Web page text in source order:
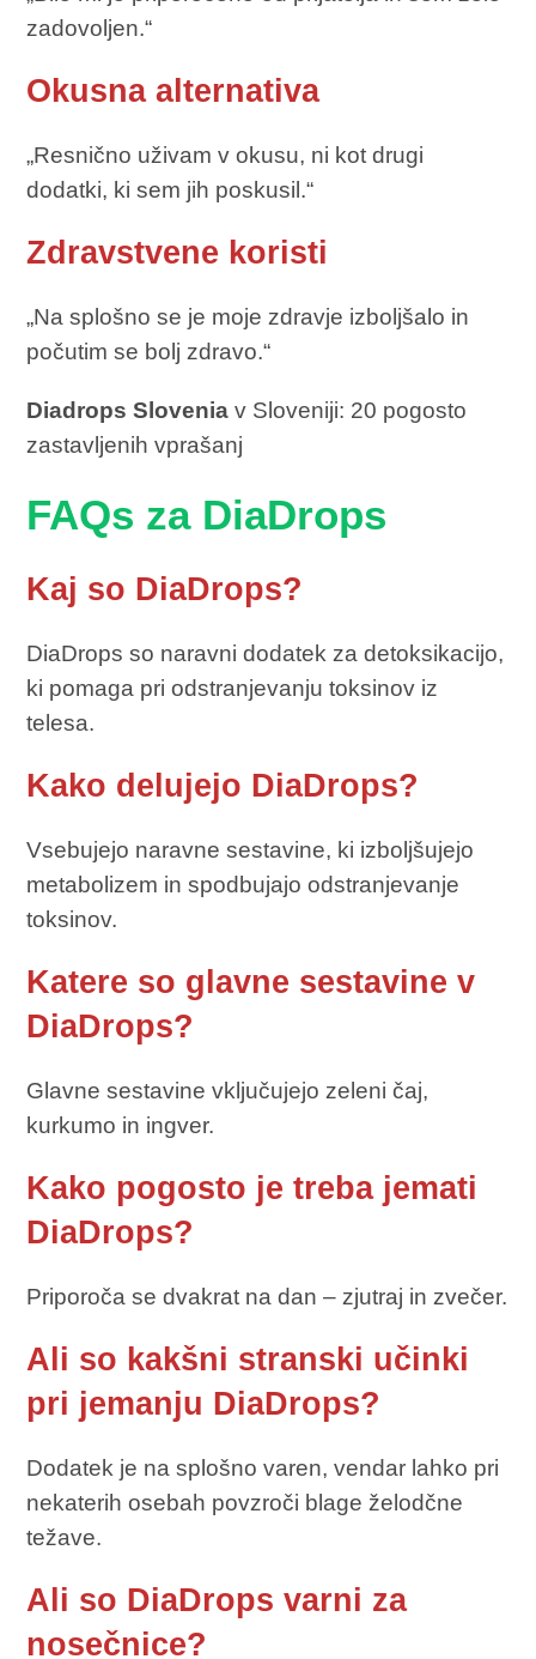
zadovoljen.“
Okusna alternativa
„Resnično uživam v okusu, ni kot drugi
dodatki, ki sem jih poskusil.“
Zdravstvene koristi
„Na splošno se je moje zdravje izboljšalo in
počutim se bolj zdravo.“
Diadrops Slovenia v Sloveniji: 20 pogosto
zastavljenih vprašanj
FAQs za DiaDrops
Kaj so DiaDrops?
DiaDrops so naravni dodatek za detoksikacijo,
ki pomaga pri odstranjevanju toksinov iz
telesa.
Kako delujejo DiaDrops?
Vsebujejo naravne sestavine, ki izboljšujejo
metabolizem in spodbujajo odstranjevanje
toksinov.
Katere so glavne sestavine v
DiaDrops?
Glavne sestavine vključujejo zeleni čaj,
kurkumo in ingver.
Kako pogosto je treba jemati
DiaDrops?
Priporoča se dvakrat na dan – zjutraj in zvečer.
Ali so kakšni stranski učinki
pri jemanju DiaDrops?
Dodatek je na splošno varen, vendar lahko pri
nekaterih osebah povzroči blage želodčne
težave.
Ali so DiaDrops varni za
nosečnice?